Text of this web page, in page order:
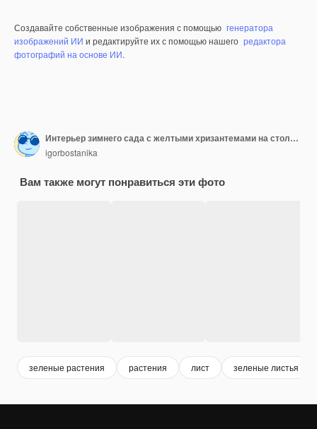
Создавайте собственные изображения с помощью генератора
изображений ИИ и редактируйте их с помощью нашего редактора
фотографий на основе ИИ.
Интерьер зимнего сада с желтыми хризантемами на столе Биофилия и эко-концепция
igorbostanika
Вам также могут понравиться эти фото
зеленые растения растения лист зеленые листья